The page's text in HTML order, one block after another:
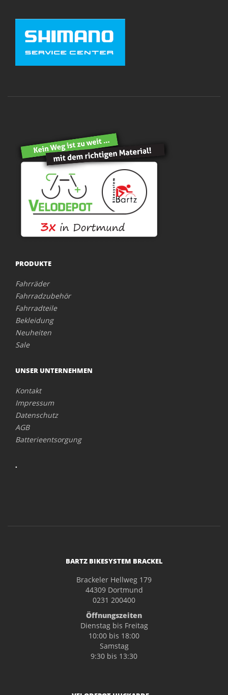
PRODUKTE
Fahrräder
Fahrradzubehör
Fahrradteile
Bekleidung
Neuheiten
Sale
UNSER UNTERNEHMEN
Kontakt
Impressum
Datenschutz
AGB
Batterieentsorgung
.
BARTZ BIKESYSTEM BRACKEL
Brackeler Hellweg 179
44309 Dortmund
0231 200400
Öffnungszeiten
Dienstag bis Freitag
10:00 bis 18:00
Samstag
9:30 bis 13:30